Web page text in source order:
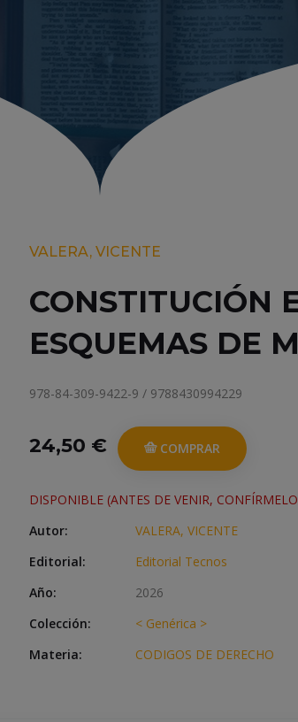
VALERA, VICENTE
CONSTITUCIÓN
ESQUEMAS DE
978-84-309-9422-9 / 9788430994229
24,50 € COMPRAR
DISPONIBLE (ANTES DE VENIR,
Autor:
VALERA, VICENTE
Editorial:
Editorial Tecnos
Año:
2026
Colección:
< Genérica >
Materia:
CODIGOS DE DERECHO